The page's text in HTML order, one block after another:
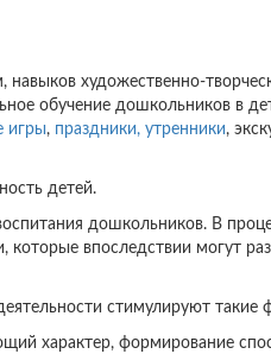
художественно-
обучение дошкольников в
игры, праздники, утренники,
детей.
дошкольников. В
которые впоследствии могут
стимулируют такие
характер, формирование